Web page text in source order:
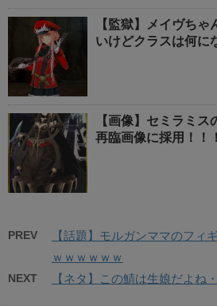
【監獄】メイヴち
いけどクラスは何に
【画像】セミラミ
再臨画像に採用！！
PREV
【話題】モルガンママのフィ
ｗｗｗｗｗｗ
NEXT 【ネタ】この鯖は生娘だよね